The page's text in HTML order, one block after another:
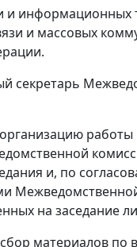
и информационных
и массовых
секретарь
работы
и, по
на заседание
материалов по